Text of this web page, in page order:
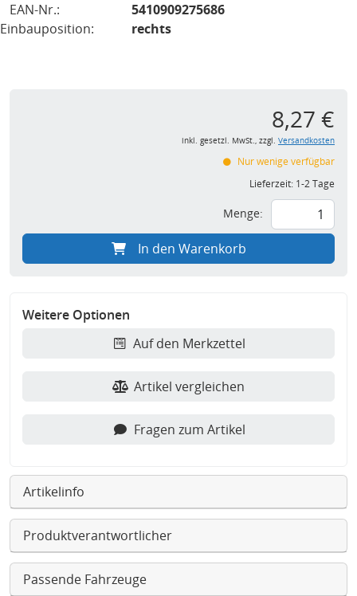
EAN-Nr.:
5410909275686
Einbauposition:
rechts
8,27 €
inkl. gesetzl. MwSt., zzgl. Versandkosten
Nur wenige verfügbar
Lieferzeit: 1-2 Tage
Menge:
In den Warenkorb
Weitere Optionen
Auf den Merkzettel
Artikel vergleichen
Fragen zum Artikel
Artikelinfo
Produktverantwortlicher
Passende Fahrzeuge